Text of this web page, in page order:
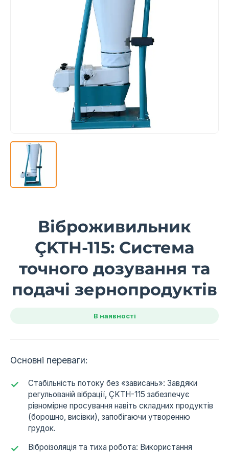
Віброживильник
ÇKTH-115: Система
точного дозування та
подачі зернопродуктів
В наявності
Основні переваги:
Стабільність потоку без «зависань»: Завдяки
регульованій вібрації, ÇKTH-115 забезпечує
рівномірне просування навіть складних продуктів
(борошно, висівки), запобігаючи утворенню
грудок.
Віброізоляція та тиха робота: Використання